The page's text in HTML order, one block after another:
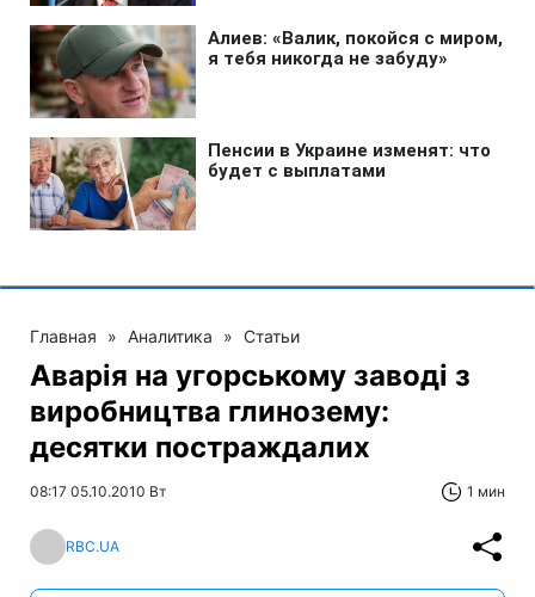
Главная » Аналитика » Статьи
Аварія на угорському заводі з
виробництва глинозему:
десятки постраждалих
08:17 05.10.2010 Вт 1 мин
RBC.UA